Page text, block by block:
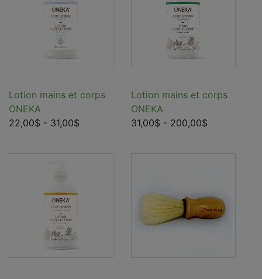
Lotion mains et corps
ONEKA
22,00$ - 31,00$
Lotion mains et corps
ONEKA
31,00$ - 200,00$